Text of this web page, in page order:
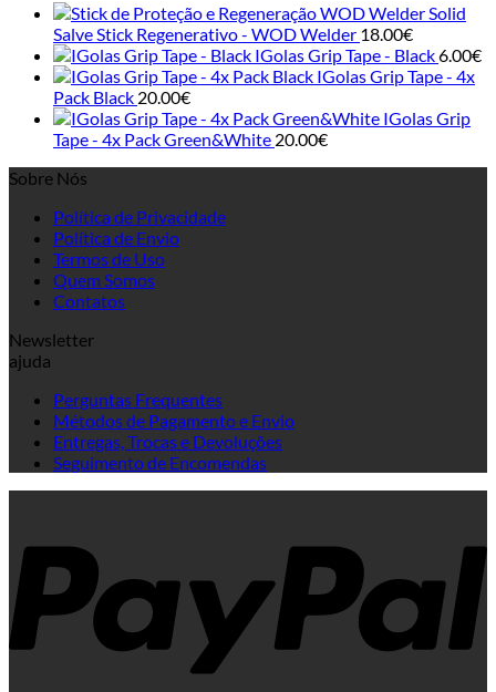
Solid
Salve Stick Regenerativo - WOD Welder 18.00€
IGolas Grip Tape - Black6.00€
IGolas Grip Tape - 4x
Pack Black 20.00€
IGolas Grip
Tape - 4x Pack Green&White 20.00€
Sobre Nós
Política de Privacidade
Política de Envio
Termos de Uso
Quem Somos
Contatos
Newsletter
ajuda
Perguntas Frequentes
Métodos de Pagamento e Envio
Entregas, Trocas e Devoluções
Seguimento de Encomendas